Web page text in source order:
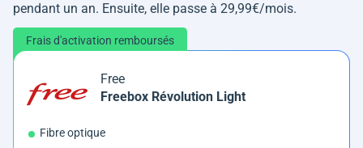
pendant un an. Ensuite, elle passe à 29,99€/mois.
Frais d'activation remboursés
Free
Freebox Révolution Light
Fibre optique